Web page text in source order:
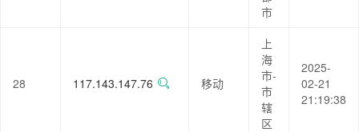
市
28 117.143.147.76 移动
上
海
市-
市
辖
区
2025-
02-21
21:19:38